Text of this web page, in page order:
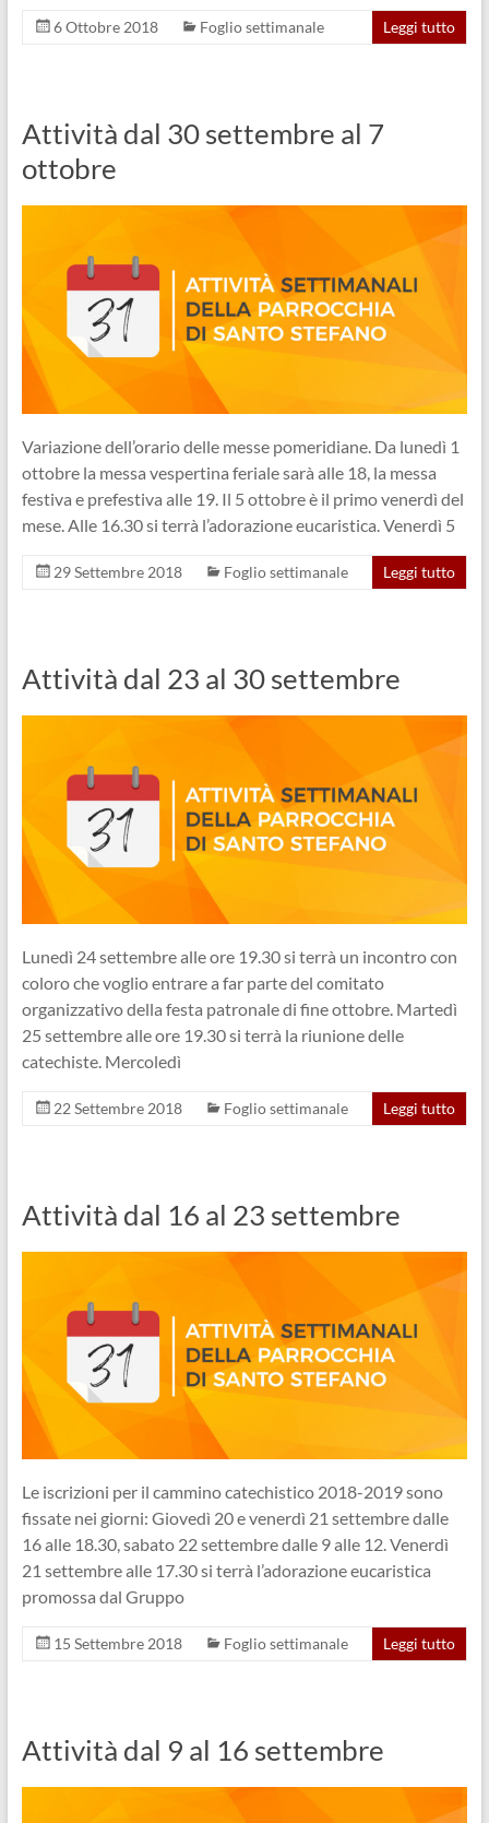
6 Ottobre 2018 Foglio settimanale Leggi tutto
Attività dal 30 settembre al 7
ottobre
Variazione dell’orario delle messe pomeridiane. Da lunedì 1
ottobre la messa vespertina feriale sarà alle 18, la messa
festiva e prefestiva alle 19. Il 5 ottobre è il primo venerdì del
mese. Alle 16.30 si terrà l’adorazione eucaristica. Venerdì 5
29 Settembre 2018 Foglio settimanale Leggi tutto
Attività dal 23 al 30 settembre
Lunedì 24 settembre alle ore 19.30 si terrà un incontro con
coloro che voglio entrare a far parte del comitato
organizzativo della festa patronale di fine ottobre. Martedì
25 settembre alle ore 19.30 si terrà la riunione delle
catechiste. Mercoledì
22 Settembre 2018 Foglio settimanale Leggi tutto
Attività dal 16 al 23 settembre
Le iscrizioni per il cammino catechistico 2018-2019 sono
fissate nei giorni: Giovedì 20 e venerdì 21 settembre dalle
16 alle 18.30, sabato 22 settembre dalle 9 alle 12. Venerdì
21 settembre alle 17.30 si terrà l’adorazione eucaristica
promossa dal Gruppo
15 Settembre 2018 Foglio settimanale Leggi tutto
Attività dal 9 al 16 settembre